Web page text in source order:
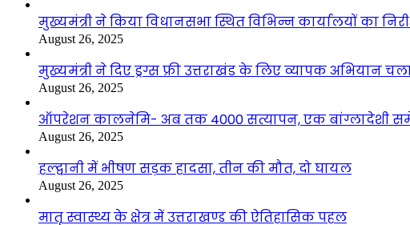
मुख्यमंत्री ने किया विधानसभा स्थित विभिन्न कार्यालयों का
August 26, 2025
मुख्यमंत्री ने दिए ड्रग्स फ्री उत्तराखंड के लिए व्यापक अभियान
August 26, 2025
ऑपरेशन कालनेमि- अब तक 4000 सत्यापन, एक बांग्लादेशी
August 26, 2025
हल्द्वानी में भीषण सड़क हादसा, तीन की मौत, दो घायल
August 26, 2025
मातृ स्वास्थ्य के क्षेत्र में उत्तराखण्ड की ऐतिहासिक पहल